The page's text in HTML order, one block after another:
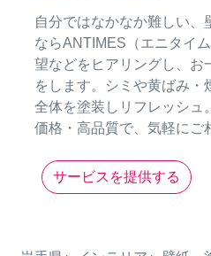
自分ではなかなか難しい、
ならANTIMES（エニタイ
望などをヒアリングし、お
をします。シミや黄ばみ・
全体を塗装しリフレッシュ
価格・高品質で、気軽にご
サービスを提供する